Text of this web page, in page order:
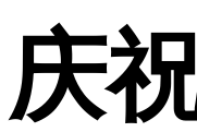
庆